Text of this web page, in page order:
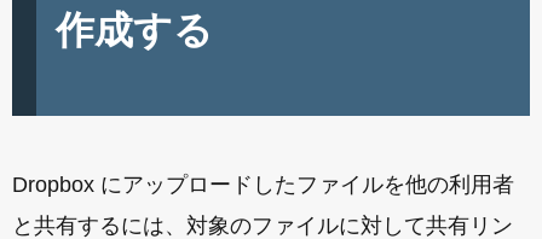
作成する
Dropbox にアップロードしたファイルを他の利用者
と共有するには、対象のファイルに対して共有リン